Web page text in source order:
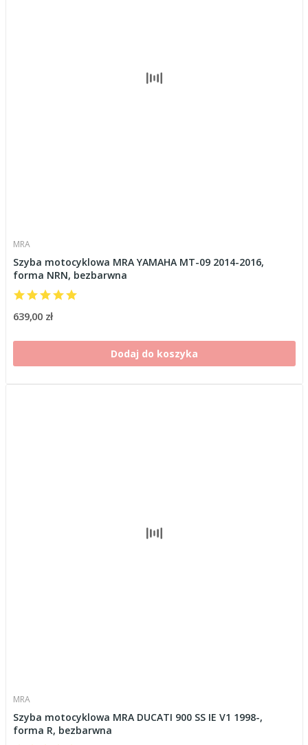
MRA
Szyba motocyklowa MRA YAMAHA MT-09 2014-2016,
forma NRN, bezbarwna
639,00 zł
Dodaj do koszyka
MRA
Szyba motocyklowa MRA DUCATI 900 SS IE V1 1998-,
forma R, bezbarwna